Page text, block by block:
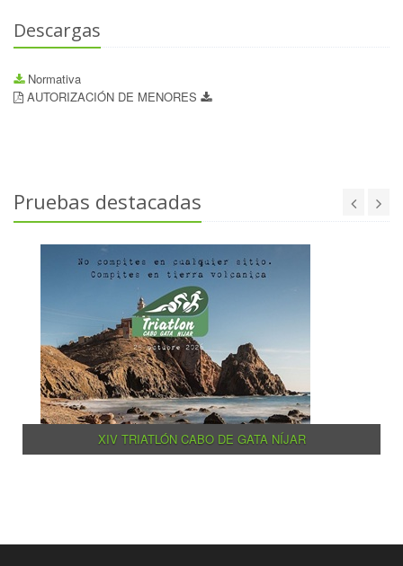
Descargas
Normativa
AUTORIZACIÓN DE MENORES
Pruebas destacadas
XIV TRIATLÓN CABO DE GATA NÍJAR